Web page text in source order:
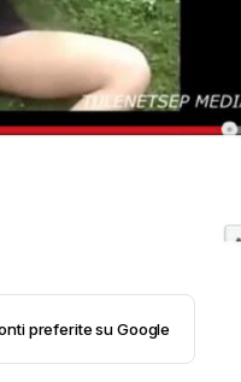
ED
preferite su Google